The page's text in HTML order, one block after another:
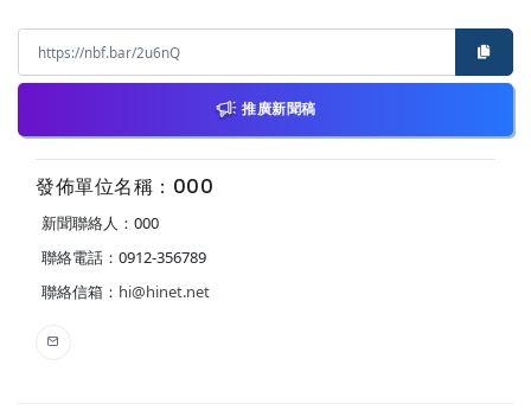
推廣新聞稿
發佈單位名稱：000
新聞聯絡人：000
聯絡電話：0912-356789
聯絡信箱： hi@hinet.net